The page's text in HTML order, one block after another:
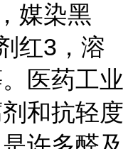
媒染黑
红3，溶
医药工业
和抗轻度